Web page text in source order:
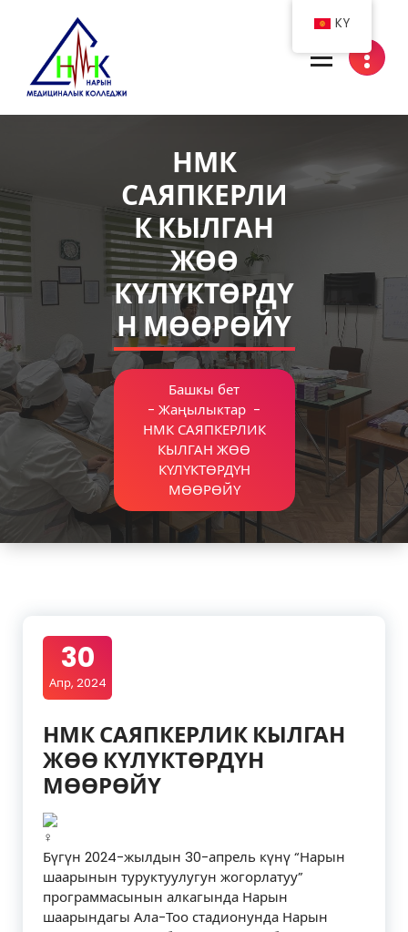
content
НМК
САЯПКЕРЛИ
К КЫЛГАН
ЖӨӨ
КҮЛҮКТӨРДҮ
Н МӨӨРӨЙҮ
Башкы бет
- Жаңылыктар -
НМК САЯПКЕРЛИК
КЫЛГАН ЖӨӨ
КҮЛҮКТӨРДҮН
МӨӨРӨЙҮ
30
Апр, 2024
НМК САЯПКЕРЛИК КЫЛГАН
ЖӨӨ КҮЛҮКТӨРДҮН
МӨӨРӨЙҮ
Бүгүн 2024-жылдын 30-апрель күнү “Нарын
шаарынын туруктуулугун жогорлатуу”
программасынын алкагында Нарын
шаарындагы Ала-Тоо стадионунда Нарын
KY